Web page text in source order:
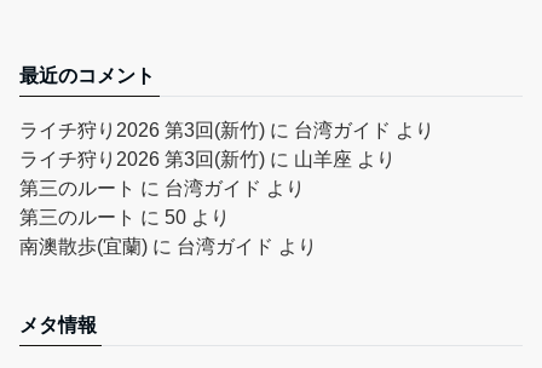
最近のコメント
ライチ狩り2026 第3回(新竹) に 台湾ガイド より
ライチ狩り2026 第3回(新竹) に 山羊座 より
第三のルート に 台湾ガイド より
第三のルート に 50 より
南澳散歩(宜蘭) に 台湾ガイド より
メタ情報